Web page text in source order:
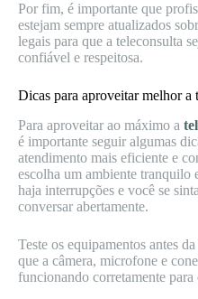
Por fim, é importante que
estejam sempre atualizados
legais para que a teleconsulta
confiável e respeitosa.
Dicas para aproveitar melhor a
Para aproveitar ao máximo a
é importante seguir algumas
atendimento mais eficiente e
escolha um ambiente tranquilo
haja interrupções e você se
conversar abertamente.
Teste os equipamentos antes
que a câmera, microfone e
funcionando corretamente